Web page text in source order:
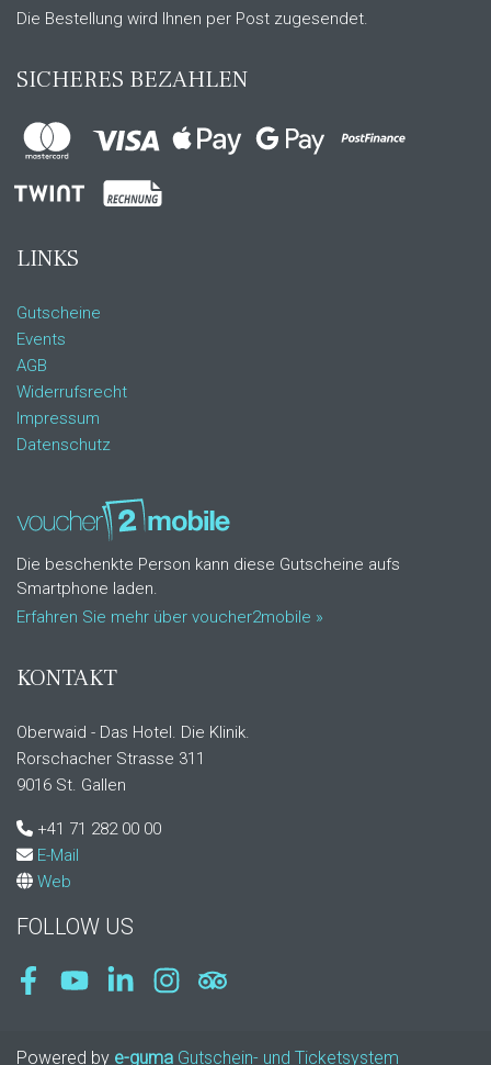
Die Bestellung wird Ihnen per Post zugesendet.
SICHERES BEZAHLEN
LINKS
Gutscheine
Events
AGB
Widerrufsrecht
Impressum
Datenschutz
Die beschenkte Person kann diese Gutscheine aufs
Smartphone laden.
Erfahren Sie mehr über voucher2mobile »
KONTAKT
Oberwaid - Das Hotel. Die Klinik.
Rorschacher Strasse 311
9016 St. Gallen
+41 71 282 00 00
E-Mail
Web
FOLLOW US
FacebookYoutubeLinkedInInstagramTripadvisor
Powered by e-guma Gutschein- und Ticketsystem